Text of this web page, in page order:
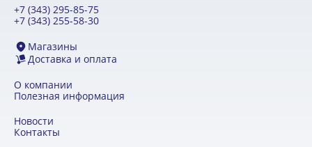
+7 (343) 295-85-75
+7 (343) 255-58-30
Магазины
Доставка и оплата
О компании
Полезная информация
Новости
Контакты